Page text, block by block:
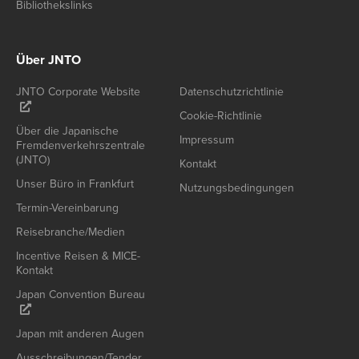
Bibliothekslinks
Über JNTO
JNTO Corporate Website
Über die Japanische
Fremdenverkehrszentrale
(JNTO)
Unser Büro in Frankfurt
Termin-Vereinbarung
Reisebranche/Medien
Incentive Reisen & MICE-
Kontakt
Japan Convention Bureau
Japan mit anderen Augen
Datenschutzrichtlinie
Cookie-Richtlinie
Impressum
Kontakt
Nutzungsbedingungen